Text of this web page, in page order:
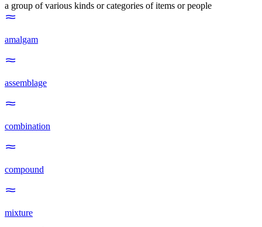
a group of various kinds or categories of items or people
amalgam
assemblage
combination
compound
mixture